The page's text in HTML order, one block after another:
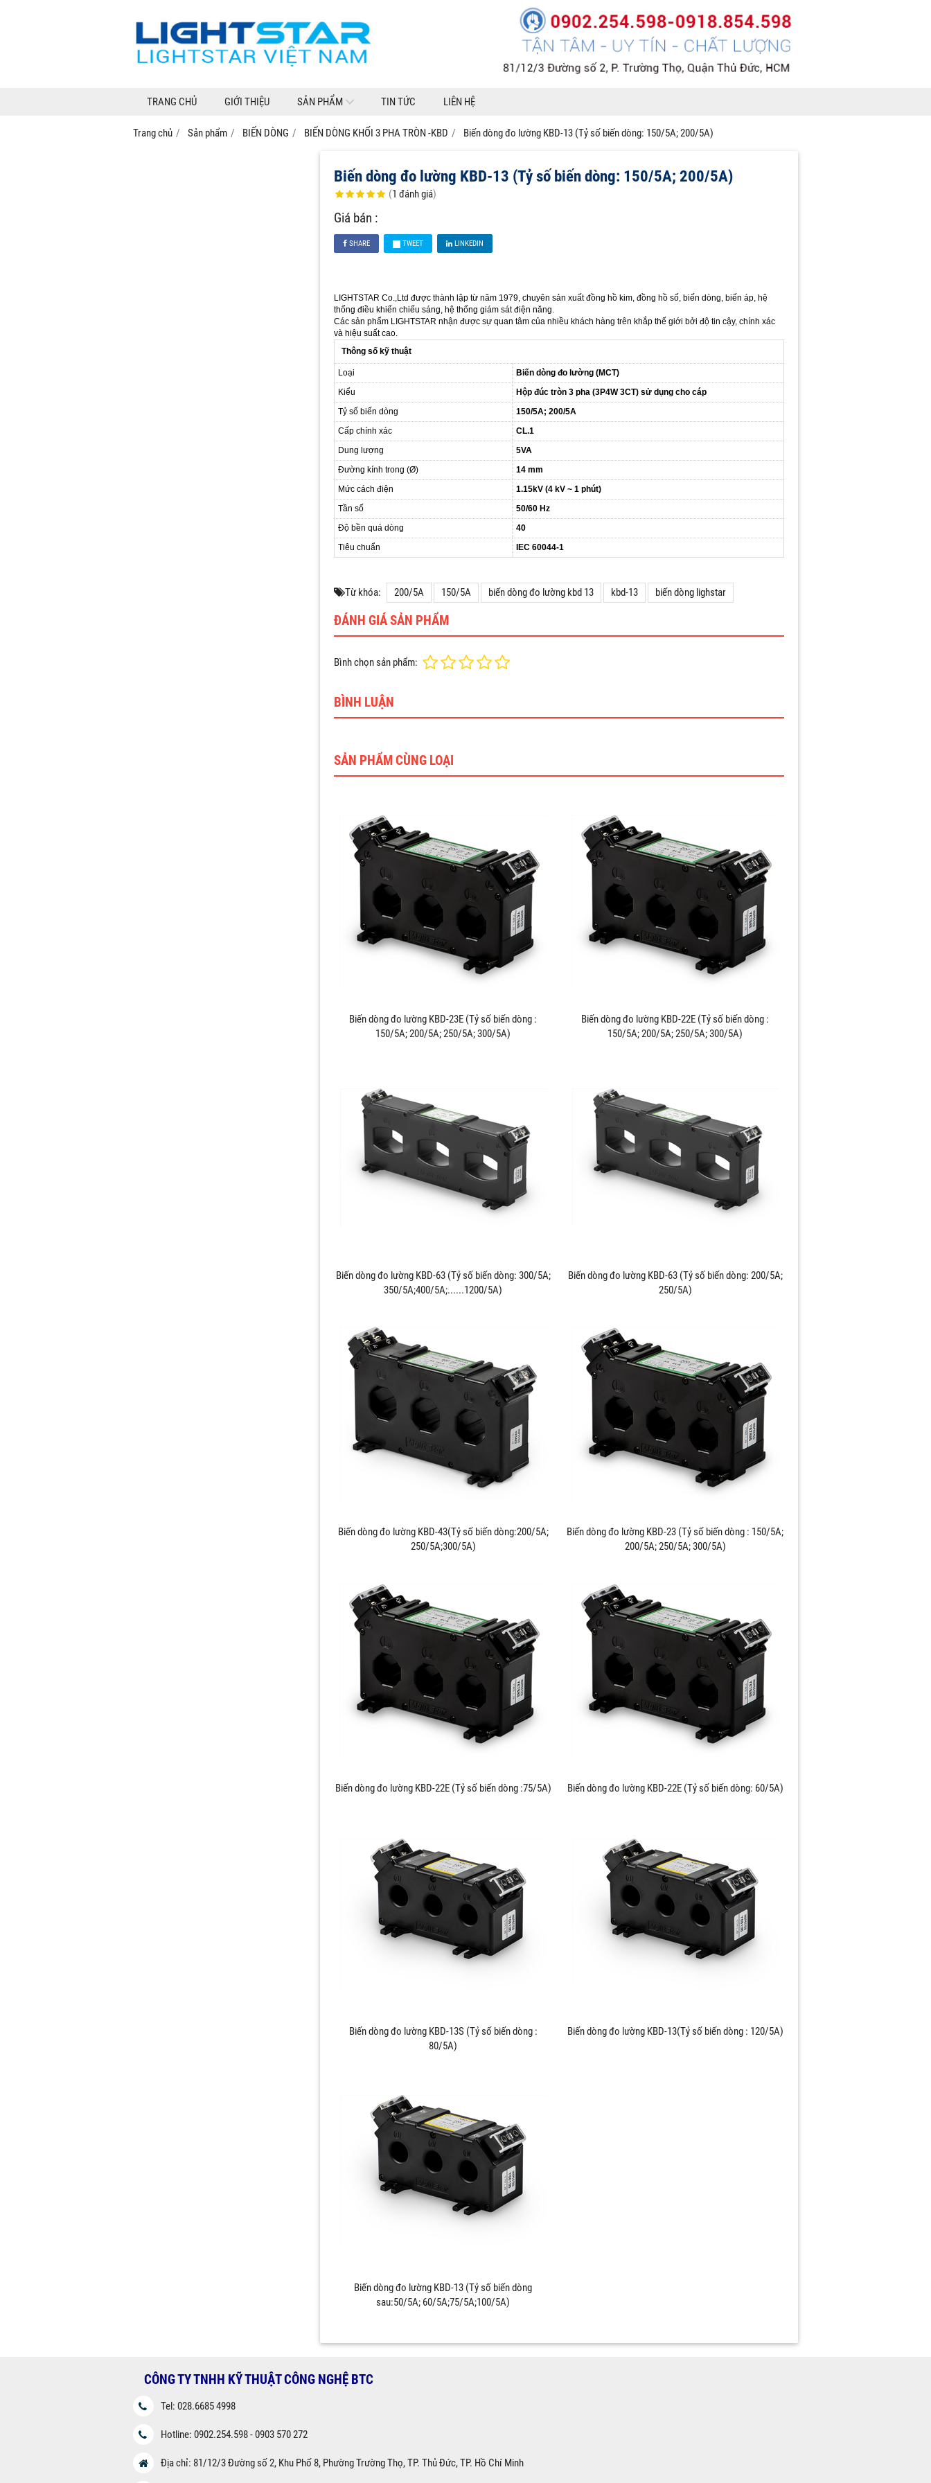
TRANG CHỦ GIỚI THIỆU SẢN PHẨM TIN TỨC LIÊN HỆ
Trang chủ Sản phẩm BIẾN DÒNG BIẾN DÒNG KHỐI 3 PHA TRÒN -KBD Biến dòng đo lường KBD-13 (Tỷ số biến dòng: 150/5A; 200/5A)
Biến dòng đo lường KBD-13 (Tỷ số biến dòng: 150/5A; 200/5A)
(1 đánh giá)
Giá bán :
SHARE TWEET LINKEDIN
LIGHTSTAR Co.,Ltd được thành lập từ năm 1979, chuyên sản xuất đồng hồ kim, đồng hồ số, biến dòng, biến áp, hệ
thống điều khiển chiếu sáng, hệ thống giám sát điện năng.
Các sản phẩm LIGHTSTAR nhận được sự quan tâm của nhiều khách hàng trên khắp thế giới bởi độ tin cậy, chính xác
và hiệu suất cao.
Thông số kỹ thuật
Loại
Biến dòng đo lường (MCT)
Kiểu
Hộp đúc tròn 3 pha (3P4W 3CT) sử dụng cho cáp
Tỷ số biến dòng
150/5A; 200/5A
Cấp chính xác
CL.1
Dung lượng
5VA
Đường kính trong (Ø)
14 mm
Mức cách điện
1.15kV (4 kV ~ 1 phút)
Tần số
50/60 Hz
Độ bền quá dòng
40
Tiêu chuẩn
IEC 60044-1
Từ khóa: 200/5A 150/5A biến dòng đo lường kbd 13 kbd-13 biến dòng lighstar
ĐÁNH GIÁ SẢN PHẨM
Bình chọn sản phẩm:
BÌNH LUẬN
SẢN PHẨM CÙNG LOẠI
Biến dòng đo lường KBD-23E (Tỷ số biến dòng :
150/5A; 200/5A; 250/5A; 300/5A)
Biến dòng đo lường KBD-22E (Tỷ số biến dòng :
150/5A; 200/5A; 250/5A; 300/5A)
Biến dòng đo lường KBD-63 (Tỷ số biến dòng: 300/5A;
350/5A;400/5A;......1200/5A)
Biến dòng đo lường KBD-63 (Tỷ số biến dòng: 200/5A;
250/5A)
Biến dòng đo lường KBD-43(Tỷ số biến dòng:200/5A;
250/5A;300/5A)
Biến dòng đo lường KBD-23 (Tỷ số biến dòng : 150/5A;
200/5A; 250/5A; 300/5A)
Biến dòng đo lường KBD-22E (Tỷ số biến dòng :75/5A) Biến dòng đo lường KBD-22E (Tỷ số biến dòng: 60/5A)
Biến dòng đo lường KBD-13S (Tỷ số biến dòng :
80/5A)
Biến dòng đo lường KBD-13(Tỷ số biến dòng : 120/5A)
Biến dòng đo lường KBD-13 (Tỷ số biến dòng
sau:50/5A; 60/5A;75/5A;100/5A)
CÔNG TY TNHH KỸ THUẬT CÔNG NGHỆ BTC
Tel: 028.6685 4998
Hotline: 0902.254.598 - 0903 570 272
Địa chỉ: 81/12/3 Đường số 2, Khu Phố 8, Phường Trường Thọ, TP. Thủ Đức, TP. Hồ Chí Minh